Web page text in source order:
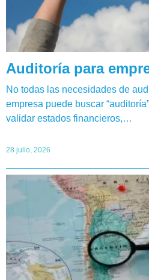
Auditoría para
No todas las necesidades de
empresa puede buscar
validar estados financieros,…
28 julio, 2026